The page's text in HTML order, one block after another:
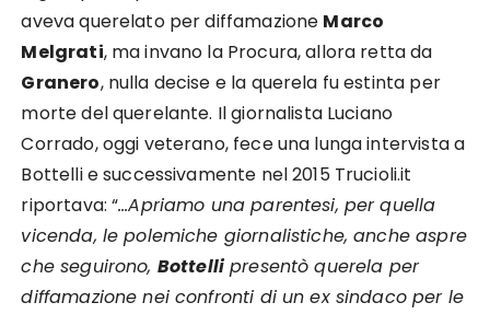
aveva querelato per diffamazione Marco
Melgrati, ma invano la Procura, allora retta da
Granero, nulla decise e la querela fu estinta per
morte del querelante. Il giornalista Luciano
Corrado, oggi veterano, fece una lunga intervista a
Bottelli e successivamente nel 2015 Trucioli.it
riportava: “…Apriamo una parentesi, per quella
vicenda, le polemiche giornalistiche, anche aspre
che seguirono, Bottellipresentò querela per
diffamazione nei confronti di un ex sindaco per le